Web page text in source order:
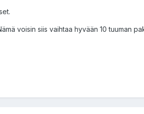
voisin siis vaihtaa hyvään 10 tuuman